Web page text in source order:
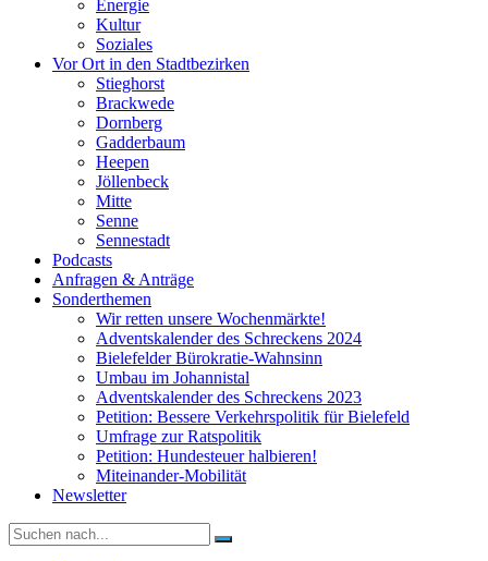
Energie
Kultur
Soziales
Vor Ort in den Stadtbezirken
Stieghorst
Brackwede
Dornberg
Gadderbaum
Heepen
Jöllenbeck
Mitte
Senne
Sennestadt
Podcasts
Anfragen & Anträge
Sonderthemen
Wir retten unsere Wochenmärkte!
Adventskalender des Schreckens 2024
Bielefelder Bürokratie-Wahnsinn
Umbau im Johannistal
Adventskalender des Schreckens 2023
Petition: Bessere Verkehrspolitik für Bielefeld​​
Umfrage zur Ratspolitik
Petition: Hundesteuer halbieren!
Miteinander-Mobilität
Newsletter
Suche
nach: